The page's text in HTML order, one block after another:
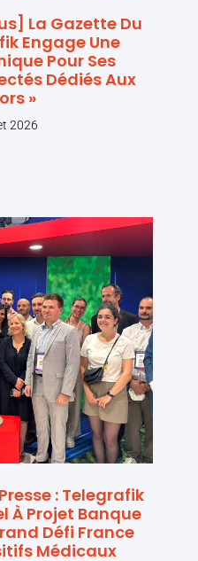
La Gazette Du
Engage Une
Pour Ses
Dédiés Aux
»
2026
: Telegrafik
À Projet Banque
Défi France
Médicaux